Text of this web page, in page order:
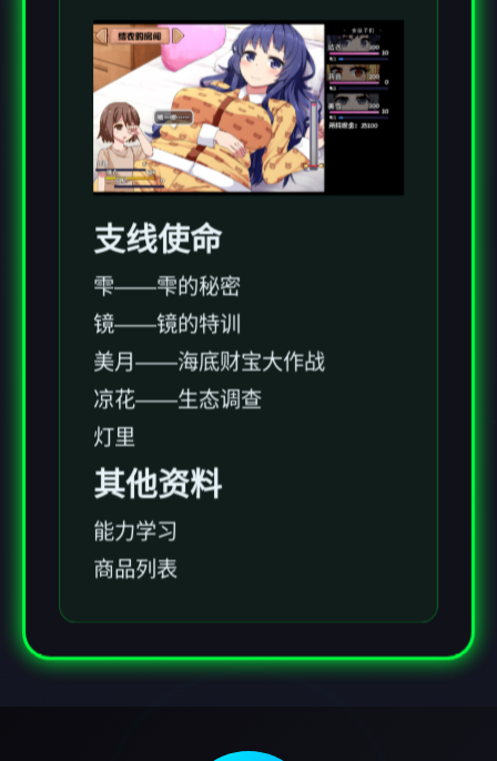
支线使命
雫——雫的秘密
镜——镜的特训
美月——海底财宝大作战
凉花——生态调查
灯里
其他资料
能力学习
商品列表